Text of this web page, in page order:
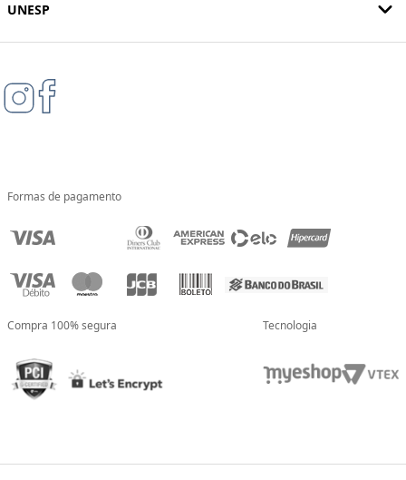
UNESP
Formas de pagamento
Compra 100% segura Tecnologia